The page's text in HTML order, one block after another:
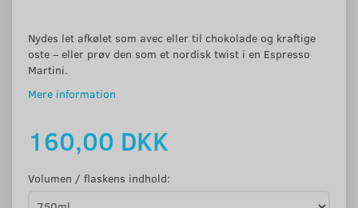
Nydes let afkølet som avec eller til chokolade og kraftige
oste – eller prøv den som et nordisk twist i en Espresso
Martini.
Mere information
160,00 DKK
Volumen / flaskens indhold: